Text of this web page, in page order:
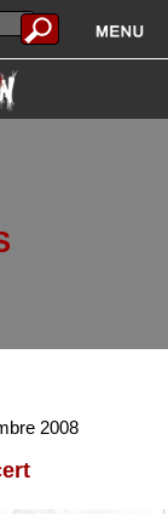
2008